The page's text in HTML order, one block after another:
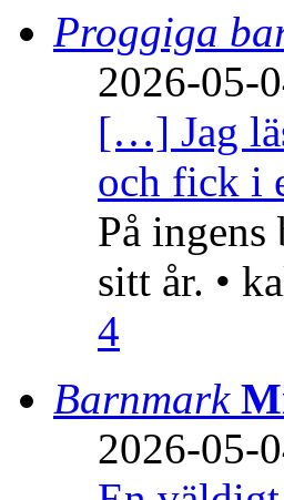
Proggiga
2026-05-
[…] Jag
och fick i
På ingens
sitt år. •
4
Barnmark
2026-05-